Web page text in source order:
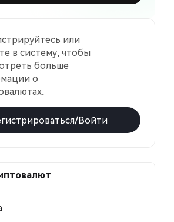
или
в систему, чтобы
больше
о
Войти